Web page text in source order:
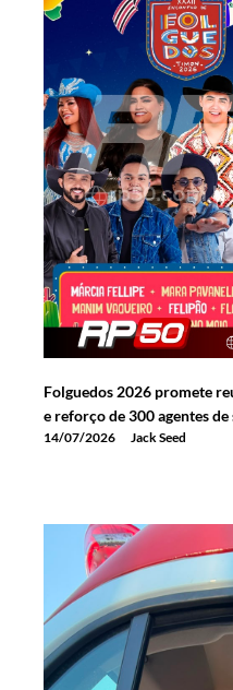
Folguedos 2026 promete
e reforço de 300 agentes
14/07/2026 Jack Seed